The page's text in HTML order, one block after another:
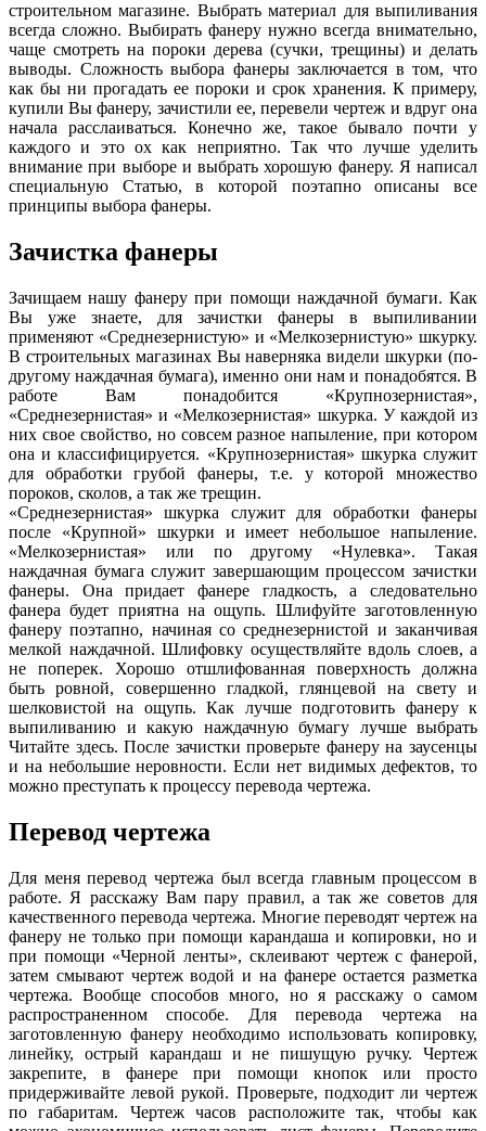
строительном магазине. Выбрать материал для выпиливания
всегда сложно. Выбирать фанеру нужно всегда внимательно,
чаще смотреть на пороки дерева (сучки, трещины) и делать
выводы. Сложность выбора фанеры заключается в том, что
как бы ни прогадать ее пороки и срок хранения. К примеру,
купили Вы фанеру, зачистили ее, перевели чертеж и вдруг она
начала расслаиваться. Конечно же, такое бывало почти у
каждого и это ох как неприятно. Так что лучше уделить
внимание при выборе и выбрать хорошую фанеру. Я написал
специальную Статью, в которой поэтапно описаны все
принципы выбора фанеры.
Зачистка фанеры
Зачищаем нашу фанеру при помощи наждачной бумаги. Как
Вы уже знаете, для зачистки фанеры в выпиливании
применяют «Среднезернистую» и «Мелкозернистую» шкурку.
В строительных магазинах Вы наверняка видели шкурки (по-
другому наждачная бумага), именно они нам и понадобятся. В
работе Вам понадобится «Крупнозернистая»,
«Среднезернистая» и «Мелкозернистая» шкурка. У каждой из
них свое свойство, но совсем разное напыление, при котором
она и классифицируется. «Крупнозернистая» шкурка служит
для обработки грубой фанеры, т.е. у которой множество
пороков, сколов, а так же трещин.
«Среднезернистая» шкурка служит для обработки фанеры
после «Крупной» шкурки и имеет небольшое напыление.
«Мелкозернистая» или по другому «Нулевка». Такая
наждачная бумага служит завершающим процессом зачистки
фанеры. Она придает фанере гладкость, а следовательно
фанера будет приятна на ощупь. Шлифуйте заготовленную
фанеру поэтапно, начиная со среднезернистой и заканчивая
мелкой наждачной. Шлифовку осуществляйте вдоль слоев, а
не поперек. Хорошо отшлифованная поверхность должна
быть ровной, совершенно гладкой, глянцевой на свету и
шелковистой на ощупь. Как лучше подготовить фанеру к
выпиливанию и какую наждачную бумагу лучше выбрать
Читайте здесь. После зачистки проверьте фанеру на заусенцы
и на небольшие неровности. Если нет видимых дефектов, то
можно преступать к процессу перевода чертежа.
Перевод чертежа
Для меня перевод чертежа был всегда главным процессом в
работе. Я расскажу Вам пару правил, а так же советов для
качественного перевода чертежа. Многие переводят чертеж на
фанеру не только при помощи карандаша и копировки, но и
при помощи «Черной ленты», склеивают чертеж с фанерой,
затем смывают чертеж водой и на фанере остается разметка
чертежа. Вообще способов много, но я расскажу о самом
распространенном способе. Для перевода чертежа на
заготовленную фанеру необходимо использовать копировку,
линейку, острый карандаш и не пишущую ручку. Чертеж
закрепите, в фанере при помощи кнопок или просто
придерживайте левой рукой. Проверьте, подходит ли чертеж
по габаритам. Чертеж часов расположите так, чтобы как